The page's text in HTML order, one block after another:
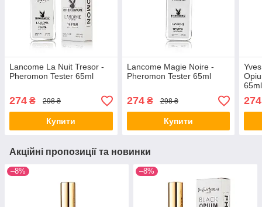
Lancome La Nuit Tresor -
Pheromon Tester 65ml
274 ₴ 298 ₴
Купити
Lancome Magie Noire -
Pheromon Tester 65ml
274₴ 298 ₴
Купити
65ml
274
Акційні пропозиції та новинки
–8% –8%